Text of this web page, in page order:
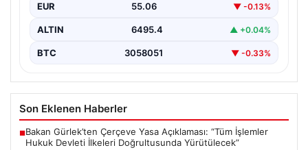
EUR 55.06 ▼ -0.13%
ALTIN 6495.4 ▲ +0.04%
BTC 3058051 ▼ -0.33%
Son Eklenen Haberler
■Bakan Gürlek’ten Çerçeve Yasa Açıklaması: “Tüm İşlemler
Hukuk Devleti İlkeleri Doğrultusunda Yürütülecek”